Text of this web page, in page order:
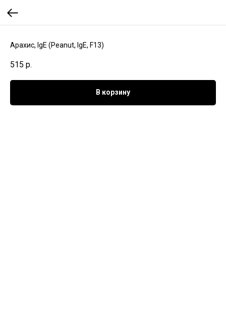
Арахис, IgE (Peanut, IgE, F13)
515 р.
В корзину